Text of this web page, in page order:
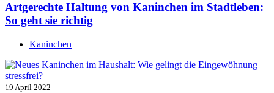
Artgerechte Haltung von Kaninchen im Stadtleben:
So geht sie richtig
Kaninchen
19 April 2022